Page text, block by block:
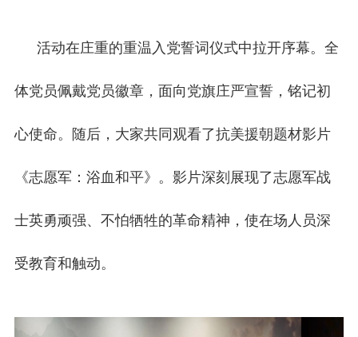
活动在庄重的重温入党誓词仪式中拉开序幕。全
体党员佩戴党员徽章，面向党旗庄严宣誓，铭记初
心使命。随后，大家共同观看了抗美援朝题材影片
《志愿军：浴血和平》。影片深刻展现了志愿军战
士英勇顽强、不怕牺牲的革命精神，使在场人员深
受教育和触动。